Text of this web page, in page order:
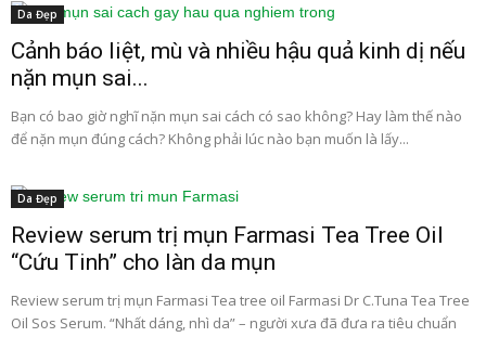
Da Đẹp
Cảnh báo liệt, mù và nhiều hậu quả kinh dị nếu
nặn mụn sai...
Bạn có bao giờ nghĩ nặn mụn sai cách có sao không? Hay làm thế nào
để nặn mụn đúng cách? Không phải lúc nào bạn muốn là lấy...
Da Đẹp
Review serum trị mụn Farmasi Tea Tree Oil
“Cứu Tinh” cho làn da mụn
Review serum trị mụn Farmasi Tea tree oil Farmasi Dr C.Tuna Tea Tree
Oil Sos Serum. “Nhất dáng, nhì da” – người xưa đã đưa ra tiêu chuẩn